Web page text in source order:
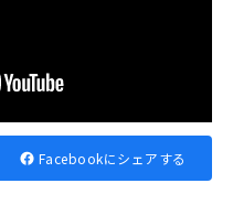
Facebookにシェアする